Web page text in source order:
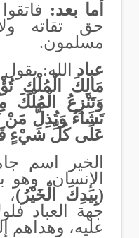
أما بعد:
حق تقاته
مسلمون.
عباد الله:
مَالِكَ الْمُلْكِ
وَتَنْزِعُ
تَشَاءُ وَتُذِلُّ مَنْ
عَلَى كُلِّ شَيْءٍ
الخير اسم
الإنسان، وهو
(بِيَدِكَ الْخَيْرُ)
جهة العباد
عليه، وهداهم